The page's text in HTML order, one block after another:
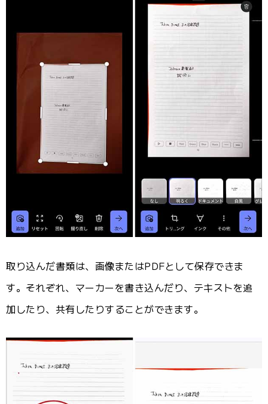
取り込んだ書類は、画像またはPDFとして保存できま
す。それぞれ、マーカーを書き込んだり、テキストを追
加したり、共有したりすることができます。